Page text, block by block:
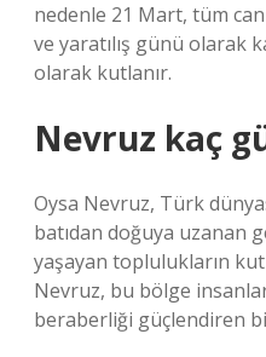
nedenle 21 Mart, tüm
ve yaratılış günü olarak
olarak kutlanır.
Nevruz kaç
Oysa Nevruz, Türk
batıdan doğuya uzanan
yaşayan toplulukların
Nevruz, bu bölge
beraberliği güçlendiren